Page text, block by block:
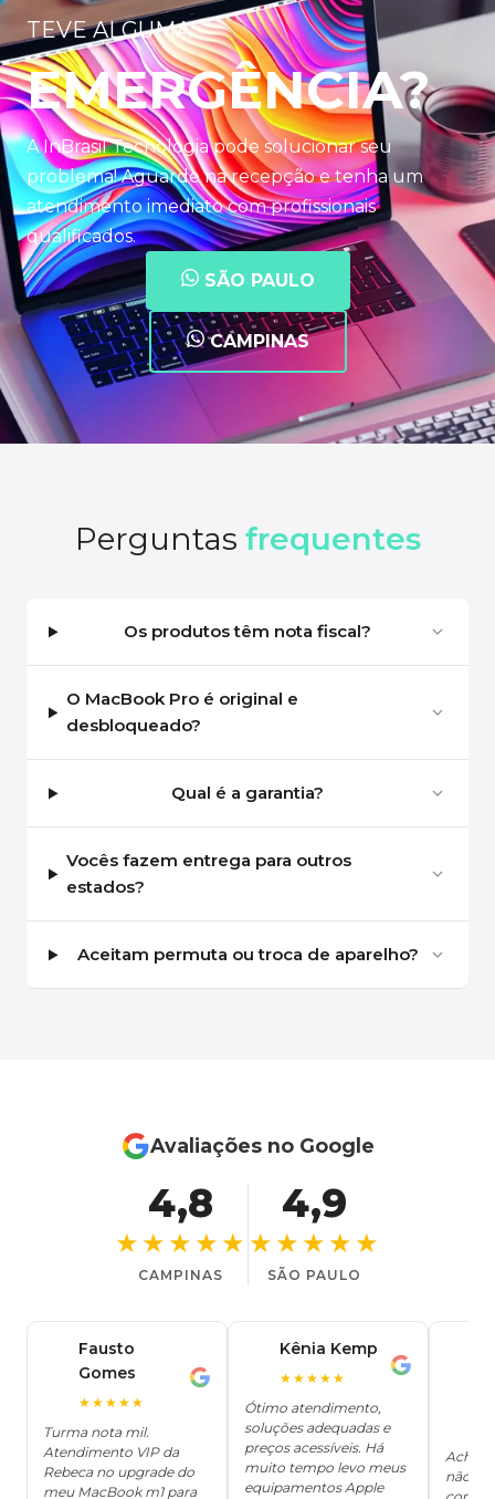
TEVE ALGUMA
EMERGÊNCIA?
A InBrasil Tecnologia pode solucionar seu
problema! Aguarde na recepção e tenha um
atendimento imediato com profissionais
qualificados.
SÃO PAULO
CAMPINAS
Perguntas frequentes
Os produtos têm nota fiscal?
O MacBook Pro é original e
desbloqueado?
Qual é a garantia?
Vocês fazem entrega para outros
estados?
Aceitam permuta ou troca de aparelho?
Avaliações no Google
4,8
★★★★★
CAMPINAS
4,9
★★★★★
SÃO PAULO
Fausto
Gomes
★★★★★
Turma nota mil.
Atendimento VIP da
Rebeca no upgrade do
meu MacBook m1 para
Kênia Kemp
★★★★★
Ótimo atendimento,
soluções adequadas e
preços acessíveis. Há
muito tempo levo meus
equipamentos Apple
Achei
não